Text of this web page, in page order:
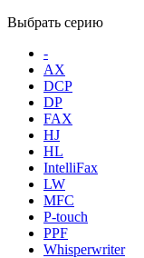
Выбрать серию
-
AX
DCP
DP
FAX
HJ
HL
IntelliFax
LW
MFC
P-touch
PPF
Whisperwriter